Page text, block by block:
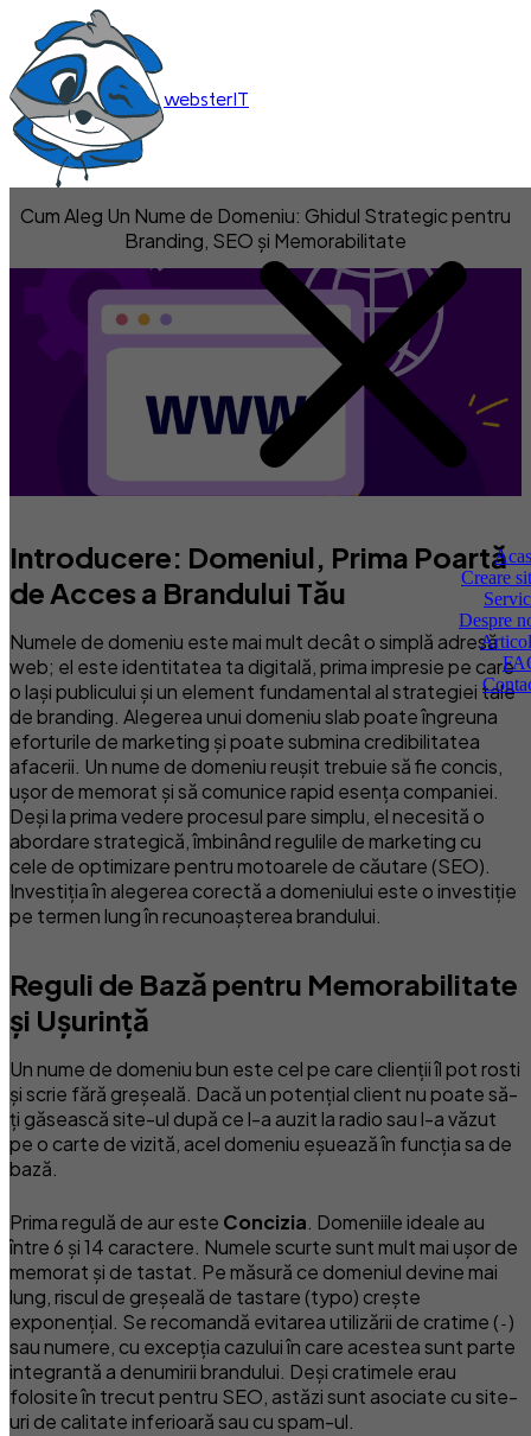
websterIT
Creare
Despre
Cum Aleg Un Nume de Domeniu: Ghidul Strategic pentru
Branding, SEO și Memorabilitate
Introducere: Domeniul, Prima Poartă
de Acces a Brandului Tău
Numele de domeniu este mai mult decât o simplă adresă
web; el este identitatea ta digitală, prima impresie pe care
o lași publicului și un element fundamental al strategiei tale
de branding. Alegerea unui domeniu slab poate îngreuna
eforturile de marketing și poate submina credibilitatea
afacerii. Un nume de domeniu reușit trebuie să fie concis,
ușor de memorat și să comunice rapid esența companiei.
Deși la prima vedere procesul pare simplu, el necesită o
abordare strategică, îmbinând regulile de marketing cu
cele de optimizare pentru motoarele de căutare (SEO).
Investiția în alegerea corectă a domeniului este o investiție
pe termen lung în recunoașterea brandului.
Reguli de Bază pentru Memorabilitate
și Ușurință
Un nume de domeniu bun este cel pe care clienții îl pot rosti
și scrie fără greșeală. Dacă un potențial client nu poate să-
ți găsească site-ul după ce l-a auzit la radio sau l-a văzut
pe o carte de vizită, acel domeniu eșuează în funcția sa de
bază.
Prima regulă de aur este Concizia. Domeniile ideale au
între 6 și 14 caractere. Numele scurte sunt mult mai ușor de
memorat și de tastat. Pe măsură ce domeniul devine mai
lung, riscul de greșeală de tastare (typo) crește
exponențial. Se recomandă evitarea utilizării de cratime ( -)
sau numere, cu excepția cazului în care acestea sunt parte
integrantă a denumirii brandului. Deși cratimele erau
folosite în trecut pentru SEO, astăzi sunt asociate cu site-
uri de calitate inferioară sau cu spam-ul.